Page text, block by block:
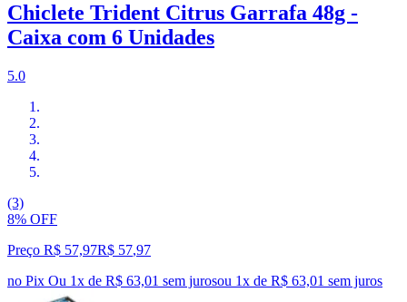
Chiclete Trident Citrus Garrafa 48g -
Caixa com 6 Unidades
5.0
(3)
8% OFF
Preço R$ 57,97R$ 57,97
no Pix Ou 1x de R$ 63,01 sem jurosou 1x de R$ 63,01 sem juros